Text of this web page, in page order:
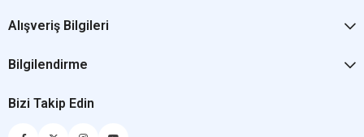
Alışveriş Bilgileri
Bilgilendirme
Bizi Takip Edin